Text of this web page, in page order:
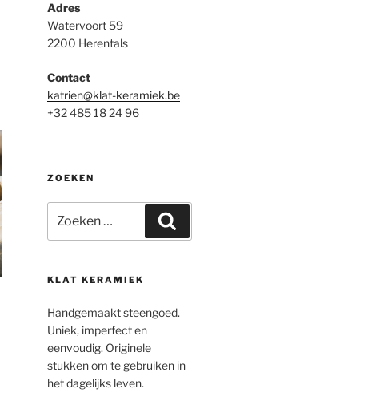
Adres
Watervoort 59
2200 Herentals
Contact
katrien@klat-keramiek.be
+32 485 18 24 96
ZOEKEN
naar:
KLAT KERAMIEK
Handgemaakt steengoed.
Uniek, imperfect en
eenvoudig. Originele
stukken om te gebruiken in
het dagelijks leven.